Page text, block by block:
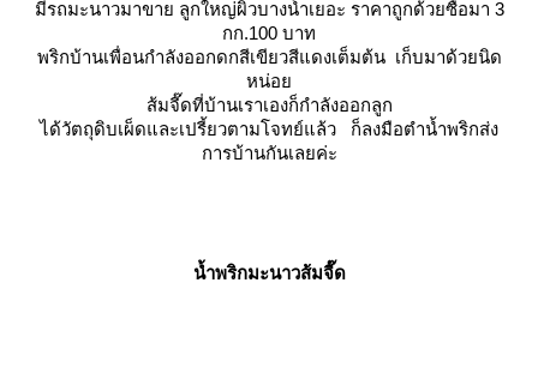
มีรถมะนาวมาขาย ลูกใหญ่ผิวบางน้ำเยอะ ราคาถูกด้วยซื้อมา 3
กก.100 บาท
พริกบ้านเพื่อนกำลังออกดกสีเขียวสีแดงเต็มต้น เก็บมาด้วยนิด
หน่อ
ส้มจี๊ดที่บ้านเราเองก็กำลังออกลูก
ได้วัตถุดิบเผ็ดและเปรี้ยวตามโจทย์แล้ว ก็ลงมือตำน้ำพริกส่ง
การบ้านกันเลยค่ะ
น้ำพริกมะนาวส้มจี๊ด